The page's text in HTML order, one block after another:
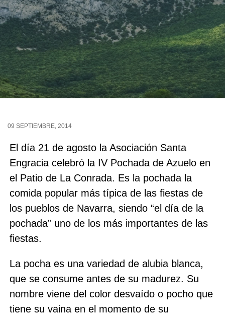
09 SEPTIEMBRE, 2014
El día 21 de agosto la Asociación Santa
Engracia celebró la IV Pochada de Azuelo en
el Patio de La Conrada. Es la pochada la
comida popular más típica de las fiestas de
los pueblos de Navarra, siendo “el día de la
pochada” uno de los más importantes de las
fiestas.
La pocha es una variedad de alubia blanca,
que se consume antes de su madurez. Su
nombre viene del color desvaído o pocho que
tiene su vaina en el momento de su